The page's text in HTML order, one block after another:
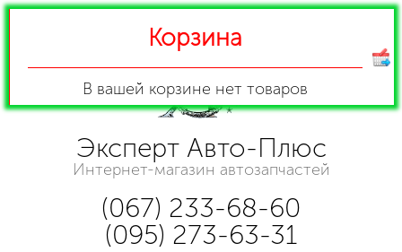
Эксперт Авто-Плюс
Интернет-магазин автозапчастей
(067) 233-68-60
(095) 273-63-31
Корзина
В вашей корзине нет товаров